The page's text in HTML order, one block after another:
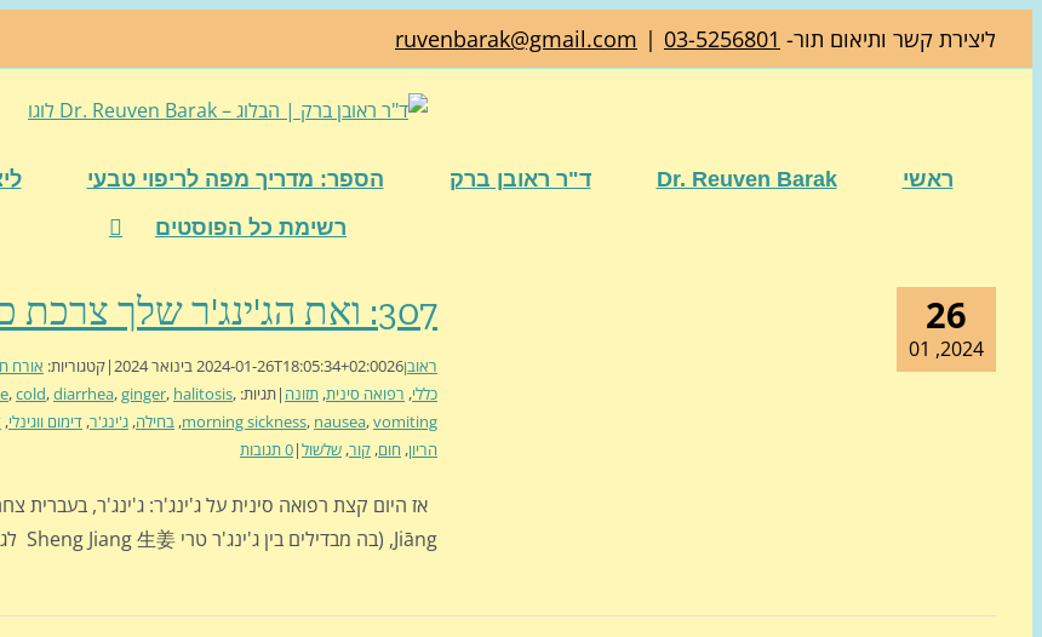
ליצירת קשר ותיאום תור- 03-5256801
|
ruvenbarak@gmail.com
ראשי Dr. Reuven Barak ד"ר ראובן ברק הספר: מדריך מפה לריפוי טבעי
רשימת כל הפוסטים
26
2024, 01
307: ואת הג'ינג'ר שלך צרכת כבר היום?
ראובן 2024-01-26T18:05:34+02:0026 בינואר 2024 |קטגוריות: אורח
כללי, רפואה סינית, תזונה |תגיות: ,cold,diarrhea,ginger, halitosis,
morning sickness, nausea,vomiting
, בחילה, ג'ינג'ר, דימום ווגינלי,
הריון, חום, קור, שלשול|0 תגובות
Jiāng, (בה מבדילים בין ג'ינג'ר טרי Sheng Jiang 生姜 לג'ינג'ר מיובש